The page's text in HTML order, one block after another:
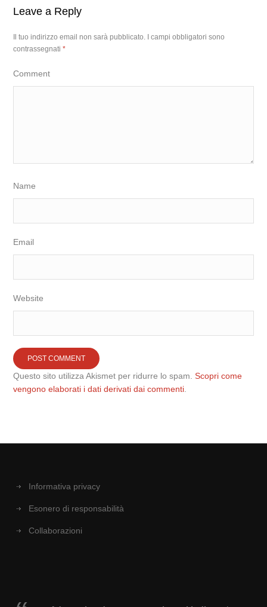
Leave a Reply
Il tuo indirizzo email non sarà pubblicato.
I campi obbligatori sono
contrassegnati*
Comment
Name
Email
Website
Questo sito utilizza Akismet per ridurre lo spam.Scopri come
vengono elaborati i dati derivati dai commenti
Informativa privacy
Esonero di responsabilità
Collaborazioni